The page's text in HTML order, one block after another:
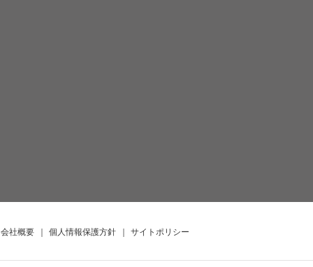
会社概要 ｜ 個人情報保護方針 ｜ サイトポリシー